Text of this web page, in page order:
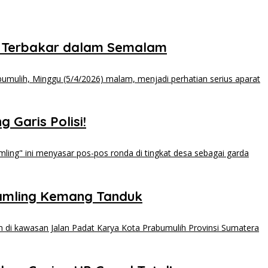
dalam Semalam
Garis Polisi!
Kemang Tanduk